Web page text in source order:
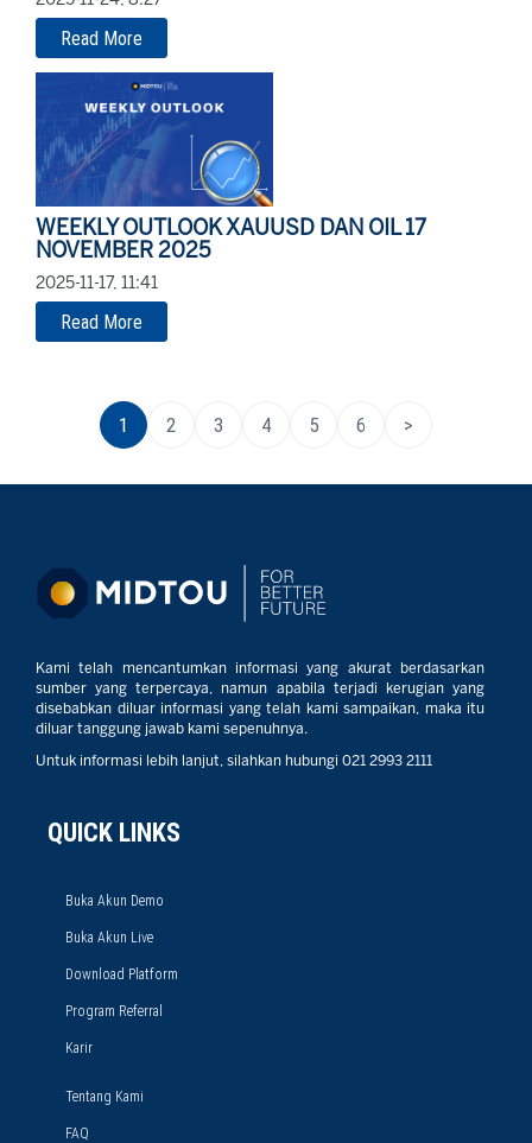
Read More
WEEKLY OUTLOOK XAUUSD DAN OIL 17
NOVEMBER 2025
2025-11-17, 11:41
Read More
1 2 3 4 5 6 >
Kami telah mencantumkan informasi yang akurat berdasarkan
sumber yang terpercaya, namun apabila terjadi kerugian yang
disebabkan diluar informasi yang telah kami sampaikan, maka itu
diluar tanggung jawab kami sepenuhnya.
Untuk informasi lebih lanjut, silahkan hubungi 021 2993 2111
QUICK LINKS
Buka Akun Demo
Buka Akun Live
Download Platform
Program Referral
Karir
Tentang Kami
FAQ